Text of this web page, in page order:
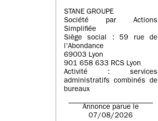
STANE GROUPE
Société par Actions
Simplifiée
Siège social : 59 rue de
l’Abondance
69003 Lyon
901 658 633 RCS Lyon
Activité : services
administratifs combinés de
bureaux
Annonce parue le
07/08/2026